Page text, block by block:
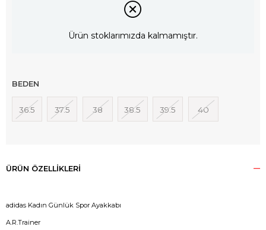
Ürün stoklarımızda kalmamıştır.
BEDEN
36.5 37.5 38 38.5 39.5 40
ÜRÜN ÖZELLIKLERI
adidas Kadın Günlük Spor Ayakkabı
A.R.Trainer